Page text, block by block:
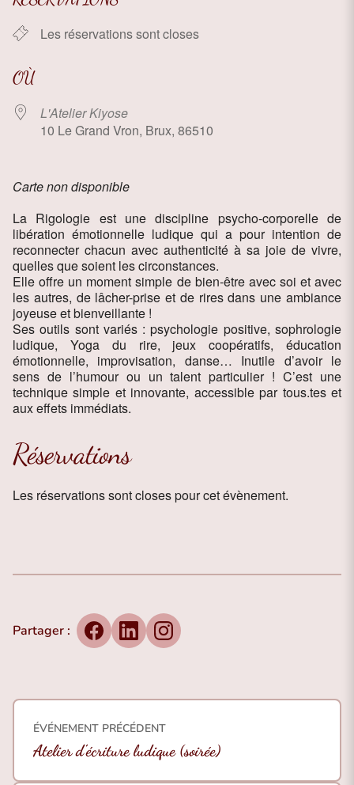
Les réservations sont closes
OÙ
L'Atelier Kiyose
10 Le Grand Vron, Brux, 86510
Carte non disponible
La Rigologie est une discipline psycho-corporelle de
libération émotionnelle ludique qui a pour intention de
reconnecter chacun avec authenticité à sa joie de vivre,
quelles que soient les circonstances.
Elle offre un moment simple de bien-être avec soi et avec
les autres, de lâcher-prise et de rires dans une ambiance
joyeuse et bienveillante !
Ses outils sont variés : psychologie positive, sophrologie
ludique, Yoga du rire, jeux coopératifs, éducation
émotionnelle, improvisation, danse… Inutile d’avoir le
sens de l’humour ou un talent particulier ! C’est une
technique simple et innovante, accessible par tous.tes et
aux effets immédiats.
Réservations
Les réservations sont closes pour cet évènement.
Partager :
FacebookLinkedInInstagram
ÉVÉNEMENT PRÉCÉDENT
Atelier d’écriture ludique (soirée)